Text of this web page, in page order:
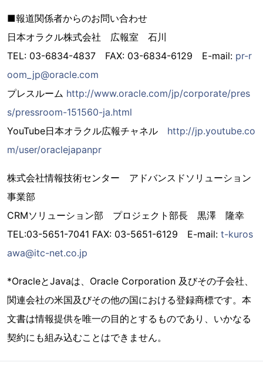
■報道関係者からのお問い合わせ
日本オラクル株式会社 広報室 石川
TEL: 03-6834-4837 FAX: 03-6834-6129 E-mail: pr-r
oom_jp@oracle.com
プレスルーム http://www.oracle.com/jp/corporate/pres
s/pressroom-151560-ja.html
YouTube日本オラクル広報チャネル http://jp.youtube.co
m/user/oraclejapanpr
株式会社情報技術センター アドバンスドソリューション
事業部
CRMソリューション部 プロジェクト部長 黒澤 隆幸
TEL:03-5651-7041 FAX: 03-5651-6129 E-mail: t-kuros
awa@itc-net.co.jp
*OracleとJavaは、Oracle Corporation 及びその子会社、
関連会社の米国及びその他の国における登録商標です。本
文書は情報提供を唯一の目的とするものであり、いかなる
契約にも組み込むことはできません。